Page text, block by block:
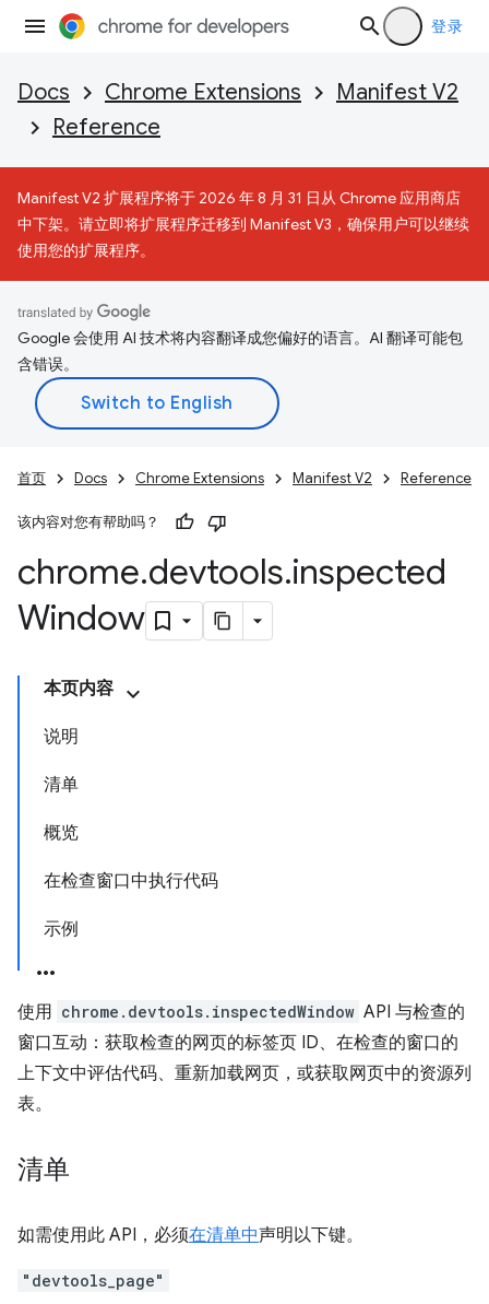
登录
Docs Chrome Extensions
Manifest V2
Reference
Manifest V2 扩展程序将于 2026 年 8 月 31 日从 Chrome 应用商店
中下架。请立即将扩展程序迁移到 Manifest V3，确保用户可以继续
使用您的扩展程序。
Google 会使用 AI 技术将内容翻译成您偏好的语言。AI 翻译可能包
含错误。
首页 Docs Chrome Extensions Manifest V2 Reference
该内容对您有帮助吗？
chrome.devtools.inspected
Window
本页内容
说明
清单
概览
在检查窗口中执行代码
示例
使用 chrome.devtools.inspectedWindow API 与检查的
窗口互动：获取检查的网页的标签页 ID、在检查的窗口的
上下文中评估代码、重新加载网页，或获取网页中的资源列
表。
清单
如需使用此 API，必须在清单中声明以下键。
"devtools_page"